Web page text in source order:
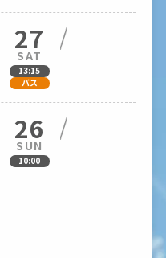
27
SAT
13:15
バス
26
SUN
10:00